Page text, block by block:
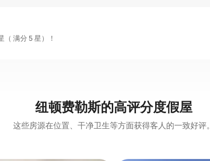
满分 5 星）！
纽顿费勒斯的高评分度假屋
这些房源在位置、干净卫生等方面获得客人的一致好评。